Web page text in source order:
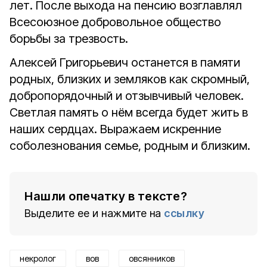
лет. После выхода на пенсию возглавлял
Всесоюзное добровольное общество
борьбы за трезвость.
Алексей Григорьевич останется в памяти
родных, близких и земляков как скромный,
добропорядочный и отзывчивый человек.
Светлая память о нём всегда будет жить в
наших сердцах. Выражаем искренние
соболезнования семье, родным и близким.
Нашли опечатку в тексте?
Выделите ее и нажмите на ссылку
некролог вов овсянников